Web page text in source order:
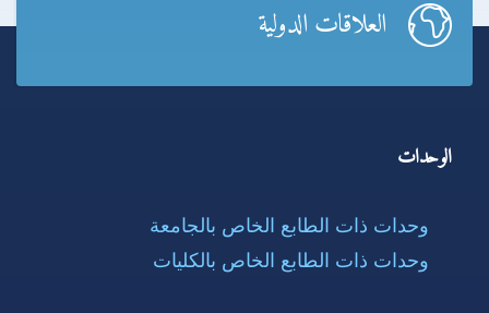
العلاقات الدولية
الوحدات
وحدات ذات الطابع الخاص بالجامعة
وحدات ذات الطابع الخاص بالكليات